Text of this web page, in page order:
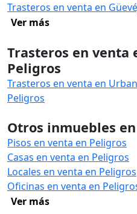
Trasteros en venta en
Ver más
Trasteros en venta
Peligros
Trasteros en venta en
Peligros
Otros inmuebles
Pisos en venta en Peligros
Casas en venta en Peligros
Locales en venta en Peligros
Oficinas en venta en
Ver más